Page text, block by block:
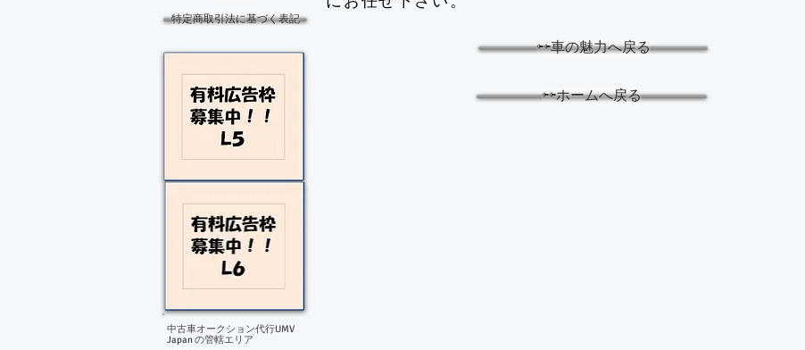
⇦⇦車の魅力へ戻る
⇦⇦ホームへ戻る
特定商取引法に基づく表記
中古車オークション代行UMV
Japan の管轄エリア